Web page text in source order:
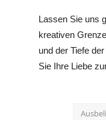
Lassen Sie uns
kreativen
und der Tiefe
Sie Ihre Liebe